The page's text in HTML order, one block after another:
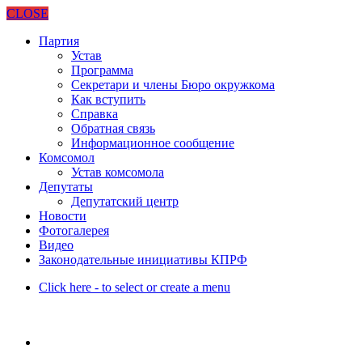
CLOSE
Партия
Устав
Программа
Секретари и члены Бюро окружкома
Как вступить
Справка
Обратная связь
Информационное сообщение
Комсомол
Устав комсомола
Депутаты
Депутатский центр
Новости
Фотогалерея
Видео
Законодательные инициативы КПРФ
Click here - to select or create a menu